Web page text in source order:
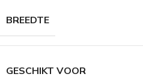
BREEDTE
GESCHIKT VOOR